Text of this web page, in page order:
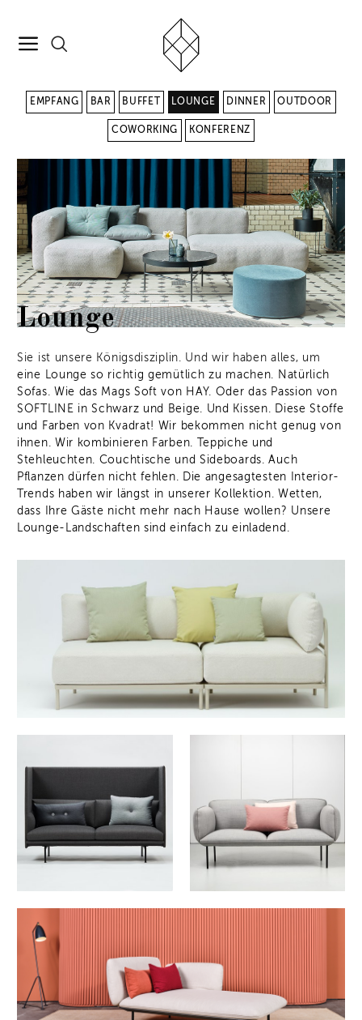
EMPFANG BAR BUFFET LOUNGE DINNER OUTDOOR
COWORKING KONFERENZ
Lounge
Sie ist unsere Königsdisziplin. Und wir haben alles, um
eine Lounge so richtig gemütlich zu machen. Natürlich
Sofas. Wie das Mags Soft von HAY. Oder das Passion von
SOFTLINE in Schwarz und Beige. Und Kissen. Diese Stoffe
und Farben von Kvadrat! Wir bekommen nicht genug von
ihnen. Wir kombinieren Farben. Teppiche und
Stehleuchten. Couchtische und Sideboards. Auch
Pflanzen dürfen nicht fehlen. Die angesagtesten Interior-
Trends haben wir längst in unserer Kollektion. Wetten,
dass Ihre Gäste nicht mehr nach Hause wollen? Unsere
Lounge-Landschaften sind einfach zu einladend.